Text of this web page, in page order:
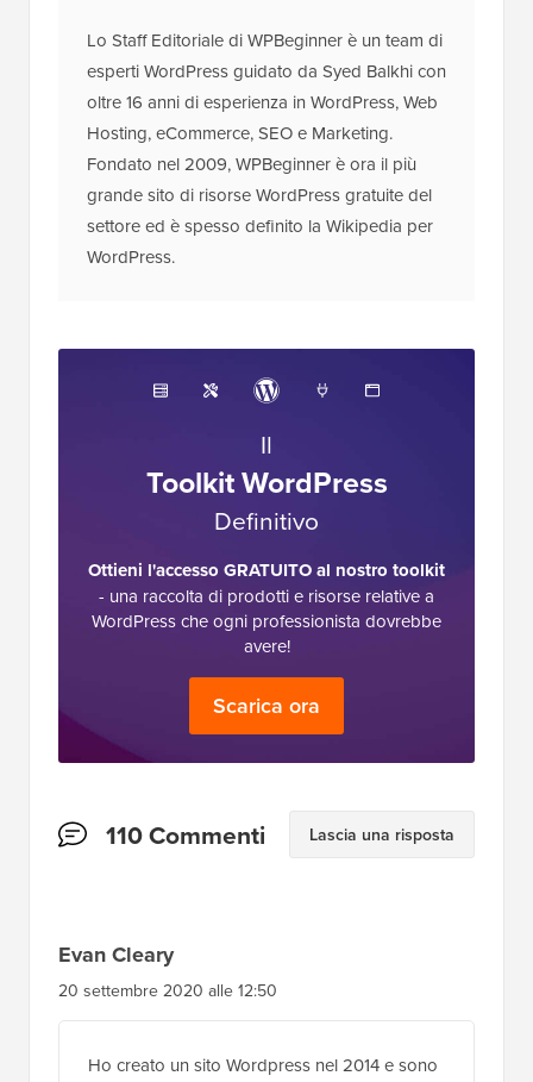
Lo Staff Editoriale di WPBeginner è un team di
esperti WordPress guidato da Syed Balkhi con
oltre 16 anni di esperienza in WordPress, Web
Hosting, eCommerce, SEO e Marketing.
Fondato nel 2009, WPBeginner è ora il più
grande sito di risorse WordPress gratuite del
settore ed è spesso definito la Wikipedia per
WordPress.
Il
Toolkit WordPress
Definitivo
Ottieni l'accesso GRATUITO al nostro toolkit
- una raccolta di prodotti e risorse relative a
WordPress che ogni professionista dovrebbe
avere!
Scarica ora
Interazioni
110 Commenti Lascia una risposta
Evan Cleary
20 settembre 2020 alle 12:50
Ho creato un sito Wordpress nel 2014 e sono